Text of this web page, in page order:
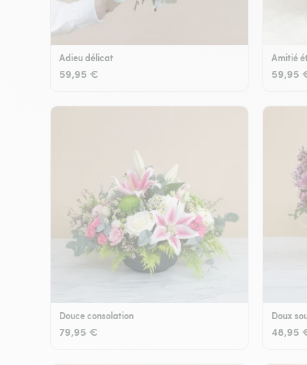
Adieu délicat
59,95 €
Amitié
59,95
Douce consolation
79,95 €
Doux
48,95